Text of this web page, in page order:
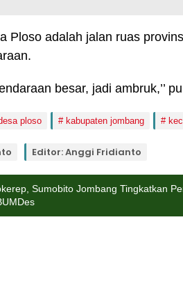
Ploso adalah jalan ruas
besar, jadi ambruk,’’
ploso kabupaten jombang
Editor: Anggi Fridianto
Sumobito Jombang Tingkatkan